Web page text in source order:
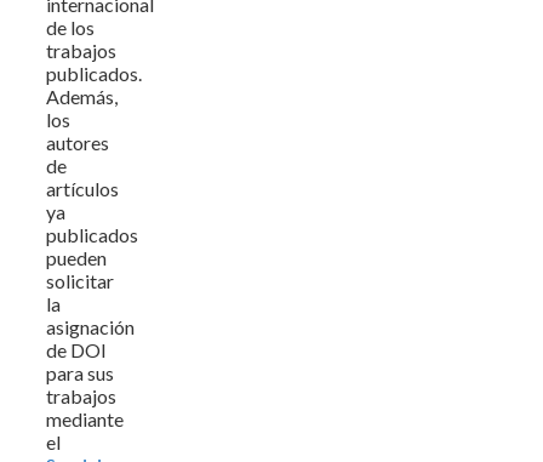
de los
trabajos
publicados.
Además,
los
autores
de
artículos
ya
publicados
pueden
solicitar
la
asignación
de DOI
para sus
trabajos
mediante
el